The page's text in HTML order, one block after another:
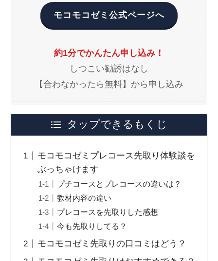
モコモコゼミ公式ページへ
約1分でかんたん申し込み！
しつこい勧誘はなし
【合わなかったら無料】から申し込み
タップできるもくじ
モコモコゼミプレコース先取り体験談を
ぶっちゃけます
プチコースとプレコースの違いは？
教材内容の違い
プレコースを先取りした感想
今も先取りしてる？
モコモコゼミ先取りの口コミはどう？